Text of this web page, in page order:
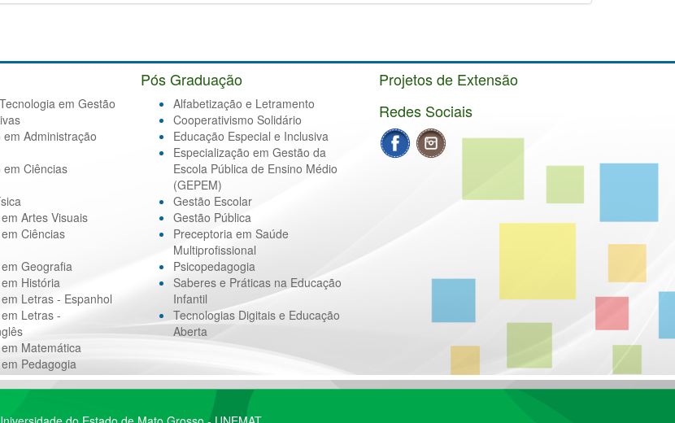
em Gestão
em Administração
em Ciências
Artes Visuais
Ciências
Geografia
História
Letras - Espanhol
Letras -
Matemática
Pedagogia
Pós Graduação
Alfabetização e Letramento
Cooperativismo Solidário
Educação Especial e Inclusiva
Especialização em Gestão da
Escola Pública de Ensino Médio
(GEPEM)
Gestão Escolar
Gestão Pública
Preceptoria em Saúde
Multiprofissional
Psicopedagogia
Saberes e Práticas na Educação
Infantil
Tecnologias Digitais e Educação
Aberta
Projetos de Extensão
Redes Sociais